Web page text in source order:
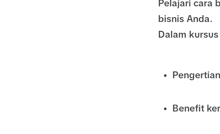
Pelajari cara
bisnis Anda.
Dalam
Benefit